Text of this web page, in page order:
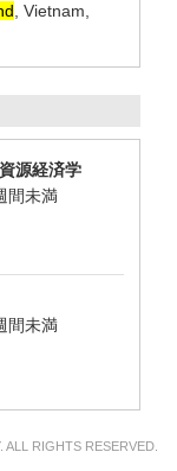
, Vietnam,
源経済学
間未満
間未満
RIGHTS RESERVED.